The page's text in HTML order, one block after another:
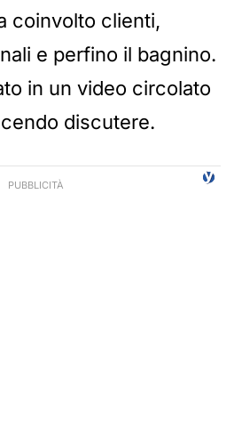
coinvolto clienti,
e perfino il bagnino.
in un video circolato
discutere.